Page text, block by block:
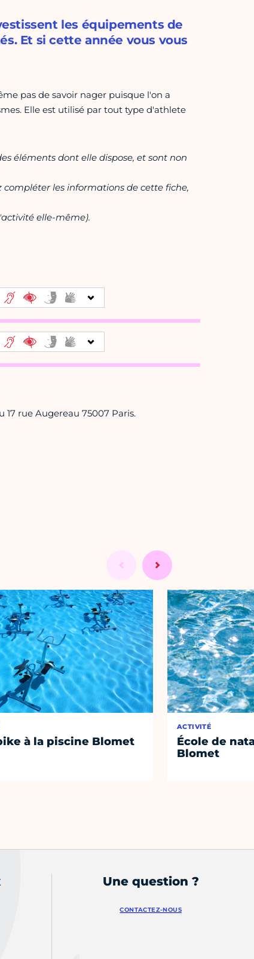
les équipements de
Et si cette année vous vous
pas de savoir nager puisque l'on a
Elle est utilisé par tout type d'athlete
éléments dont elle dispose, et sont non
les informations de cette fiche,
elle-même).
rue Augereau 75007 Paris.
à la piscine Blomet
ACTIVITÉ
École de
Blomet
Une question ?
CONTACTEZ-NOUS